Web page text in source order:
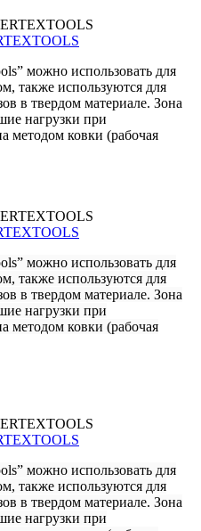
можно использовать для
также используются для
в твердом материале. Зона
нагрузки при
методом ковки (рабочая
можно использовать для
также используются для
в твердом материале. Зона
нагрузки при
методом ковки (рабочая
можно использовать для
также используются для
в твердом материале. Зона
нагрузки при